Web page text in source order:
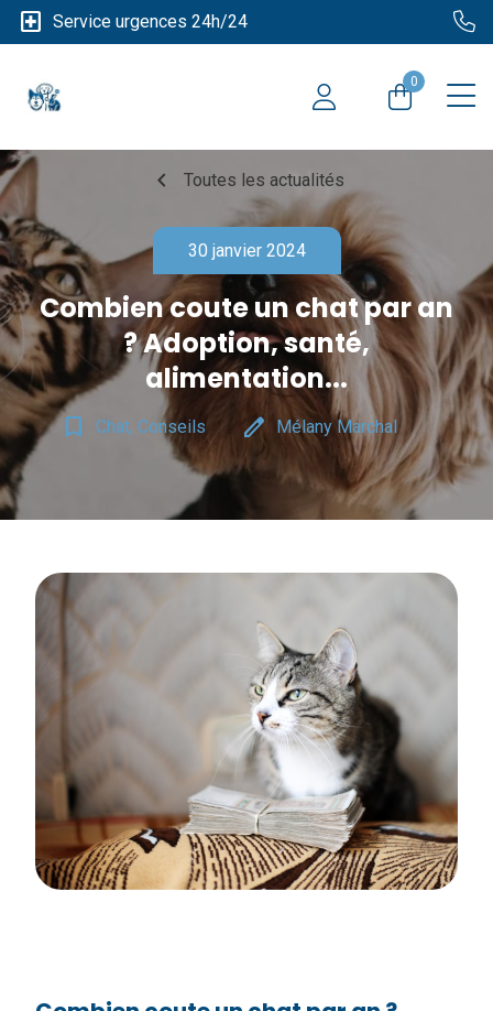
local_hospital Service urgences 24h/24
0
chevron_left Toutes les actualités
30 janvier 2024
Combien coute un chat par an
? Adoption, santé,
alimentation...
bookmark_border Chat, Conseils edit Mélany Marchal